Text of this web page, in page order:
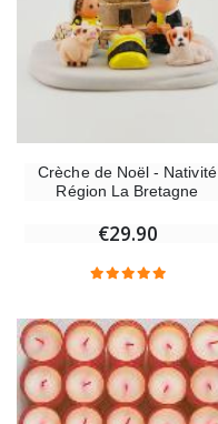
Crèche de Noël - Nativité
Région La Bretagne
€29.90